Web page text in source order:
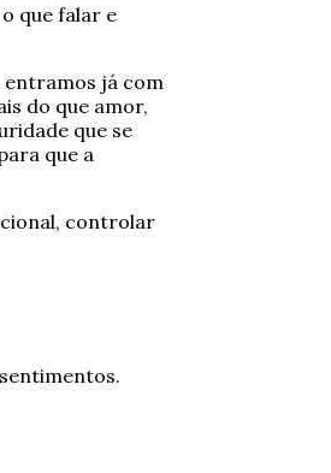
que falar e
entramos já com
do que amor,
que se
que a
controlar